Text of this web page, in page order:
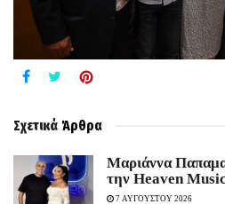
Σχετικά Άρθρα
Μαριάννα
την Heaven Music
7 ΑΥΓΟΥΣΤΟΥ 2026